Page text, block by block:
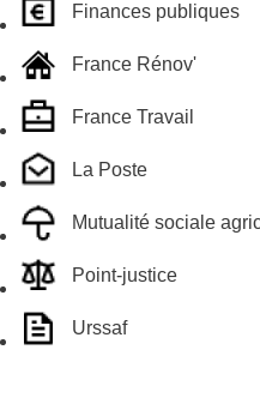
Finances publiques
France Rénov'
France Travail
La Poste
Mutualité sociale
Point-justice
Urssaf